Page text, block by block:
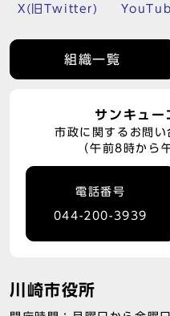
X(旧Twitter)
組織一覧
サンキュー
市政に関するお問
（午前8時から
電話番号
044-200-3939
川崎市役所